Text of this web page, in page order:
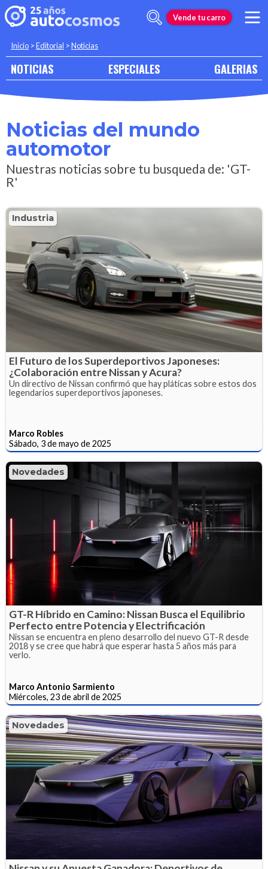
Vende tu carro
Inicio >Editorial >Noticias
NOTICIAS ESPECIALES GALERIAS
Noticias del mundo
automotor
Nuestras noticias sobre tu busqueda de: 'GT-
R'
Industria
El Futuro de los Superdeportivos Japoneses:
¿Colaboración entre Nissan y Acura?
Un directivo de Nissan confirmó que hay pláticas sobre estos dos
legendarios superdeportivos japoneses.
Marco Robles
Sábado, 3 de mayo de 2025
Novedades
GT-R Híbrido en Camino: Nissan Busca el Equilibrio
Perfecto entre Potencia y Electrificación
Nissan se encuentra en pleno desarrollo del nuevo GT-R desde
2018 y se cree que habrá que esperar hasta 5 años más para
verlo.
Marco Antonio Sarmiento
Miércoles, 23 de abril de 2025
Novedades